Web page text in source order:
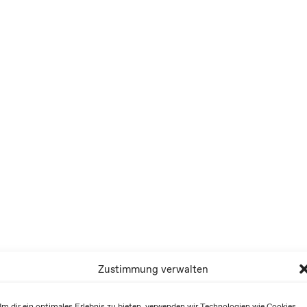
Zustimmung verwalten